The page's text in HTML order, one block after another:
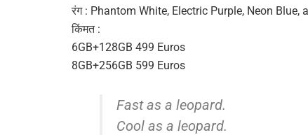
रंग : Phantom White, Electric Purple, Neon Blue,
किंमत :
6GB+128GB 499 Euros
8GB+256GB 599 Euros
Fast as a leopard.
Cool as a leopard.